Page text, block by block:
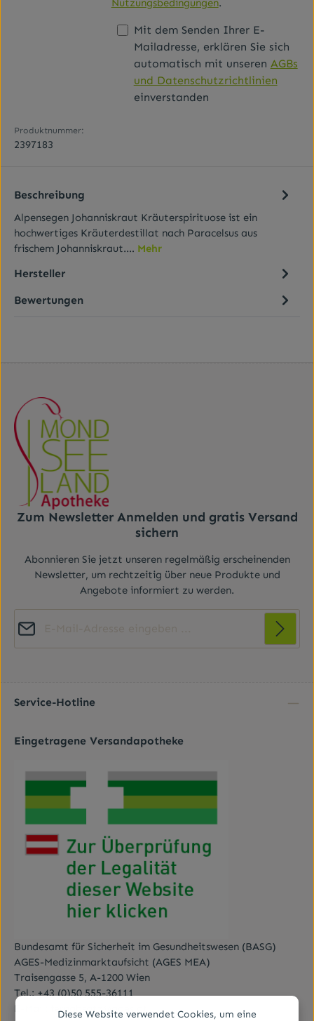
Nutzungsbedingungen.
Mit dem Senden Ihrer E-
Mailadresse, erklären Sie sich
automatisch mit unseren AGBs
und Datenschutzrichtlinien
einverstanden
Produktnummer:
2397183
Beschreibung
Alpensegen Johanniskraut Kräuterspirituose ist ein
hochwertiges Kräuterdestillat nach Paracelsus aus
frischem Johanniskraut.… Mehr
Hersteller
Bewertungen
Zum Newsletter Anmelden und gratis Versand
sichern
Abonnieren Sie jetzt unseren regelmäßig erscheinenden
Newsletter, um rechtzeitig über neue Produkte und
Angebote informiert zu werden.
Kenntnis genommen und die
gelesen und bin
Service-Hotline
Eingetragene Versandapotheke
Bundesamt für Sicherheit im Gesundheitswesen (BASG)
AGES-Medizinmarktaufsicht (AGES MEA)
Traisengasse 5, A-1200 Wien
Tel.:+43 (0)50 555-36111
E-Mail:
fernabsatz@ages.at
Diese Website verwendet Cookies, um eine